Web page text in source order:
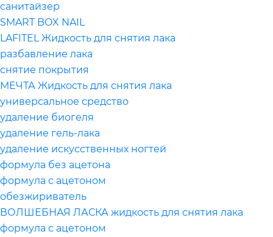
санитайзер
SMART BOX NAIL
LAFITEL Жидкость для снятия лака
разбавление лака
снятие покрытия
МЕЧТА Жидкость для снятия лака
универсальное средство
удаление биогеля
удаление гель-лака
удаление искусственных ногтей
формула без ацетона
формула с ацетоном
обезжириватель
ВОЛШЕБНАЯ ЛАСКА жидкость для снятия лака
формула с ацетоном